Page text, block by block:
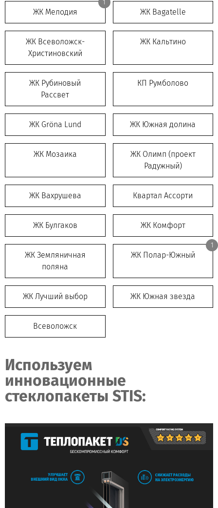
1
ЖК Мелодия ЖК Bagatelle
ЖК Всеволожск-
Христиновский
ЖК Кальтино
ЖК Рубиновый
Рассвет
КП Румболово
ЖК Gröna Lund ЖК Южная долина
ЖК Мозаика
ЖК Олимп (проект
Радужный)
ЖК Вахрушева Квартал Ассорти
ЖК Булгаков ЖК Комфорт
ЖК Земляничная
поляна
1
ЖК Полар-Южный
ЖК Лучший выбор ЖК Южная звезда
Всеволожск
Используем
инновационные
стеклопакеты STIS: